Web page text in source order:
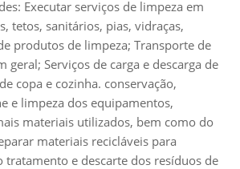
Executar serviços de limpeza em
tetos, sanitários, pias, vidraças,
produtos de limpeza; Transporte de
geral; Serviços de carga e descarga de
copa e cozinha. conservação,
e limpeza dos equipamentos,
materiais utilizados, bem como do
materiais recicláveis para
tratamento e descarte dos resíduos de